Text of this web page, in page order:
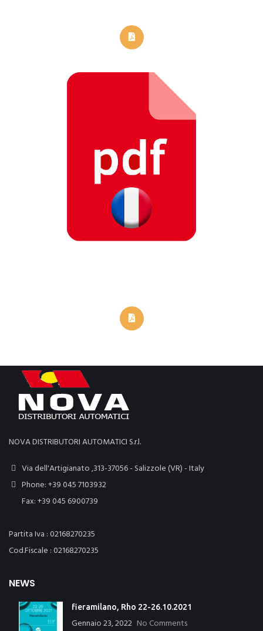
NOVA DISTRIBUTORI AUTOMATICI S.r.l.
Via dell'Artigianato ,313-37056 - Salizzole (VR) - Italy
Phone: +39 045 7103932
Fax: +39 045 6900739
Partita Iva : 02168270235
Cod.Fiscale : 02168270235
NEWS
fieramilano, Rho 22-26.10.2021
Gennaio 23, 2022 No Comments